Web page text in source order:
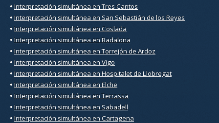
• Interpretación simultánea en Tres Cantos
• Interpretación simultánea en San Sebastián de los Reyes
• Interpretación simultánea en Coslada
• Interpretación simultánea en Badalona
• Interpretación simultánea en Torrejón de Ardoz
• Interpretación simultánea en Vigo
• Interpretación simultánea en Hospitalet de Llobregat
• Interpretación simultánea en Elche
• Interpretación simultánea en Terrassa
• Interpretación simultánea en Sabadell
• Interpretación simultánea en Cartagena